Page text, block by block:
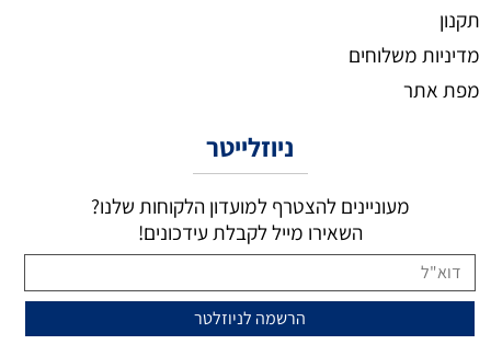
תקנון
מדיניות משלוחים
מפת אתר
ניוזלייטר
מעוניינים להצטרף למועדון הלקוחות שלנו?
השאירו מייל לקבלת עידכונים!